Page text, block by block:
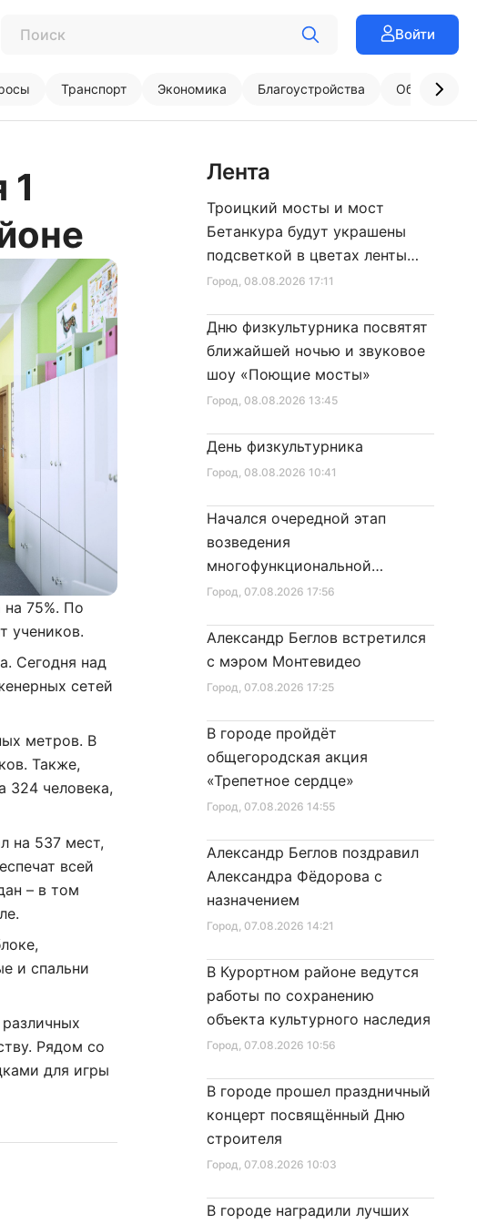
Войти
Транспорт Экономика Благоустройства
1
75%. По
учеников.
Сегодня над
сетей
метров. В
Также,
324 человека,
на 537 мест,
всей
– в том
и спальни
Рядом со
для игры
Лента
Город, 08.08.2026 17:11
Троицкий мосты и мост
Бетанкура будут украшены
подсветкой в цветах ленты
Ленинградской Победы
Город, 08.08.2026 13:45
Дню физкультурника посвятят
ближайшей ночью и звуковое
шоу «Поющие мосты»
Город, 08.08.2026 10:41
День физкультурника
Город, 07.08.2026 17:56
Начался очередной этап
возведения
многофункциональной
площадки центра спорта
Город, 07.08.2026 17:25
Александр Беглов встретился
с мэром Монтевидео
Город, 07.08.2026 14:55
В городе пройдёт
общегородская акция
«Трепетное сердце»
Город, 07.08.2026 14:21
Александр Беглов поздравил
Александра Фёдорова с
назначением
Город, 07.08.2026 10:56
В Курортном районе ведутся
работы по сохранению
объекта культурного наследия
Город, 07.08.2026 10:03
В городе прошел праздничный
концерт посвящённый Дню
строителя
В городе наградили лучших